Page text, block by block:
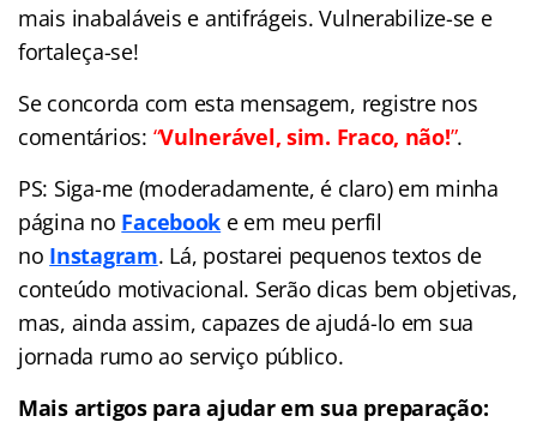
mais inabaláveis e antifrágeis. Vulnerabilize-se e
fortaleça-se!
Se concorda com esta mensagem, registre nos
comentários: “Vulnerável, sim. Fraco, não!”.
PS: Siga-me (moderadamente, é claro) em minha
página no Facebook e em meu perfil
no Instagram. Lá, postarei pequenos textos de
conteúdo motivacional. Serão dicas bem objetivas,
mas, ainda assim, capazes de ajudá-lo em sua
jornada rumo ao serviço público.
Mais artigos para ajudar em sua preparação: